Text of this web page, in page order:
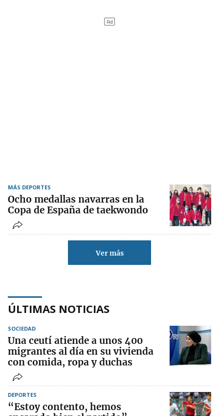
MÁS DEPORTES
Ocho medallas navarras en la
Copa de España de taekwondo
Ver más
ÚLTIMAS NOTICIAS
SOCIEDAD
Una ceutí atiende a unos 400
migrantes al día en su vivienda
con comida, ropa y duchas
DEPORTES
“Estoy contento, hemos